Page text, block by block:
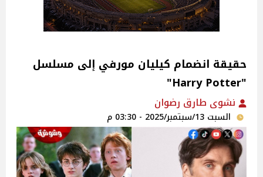
حقيقة انضمام كيليان مورفي إلى مسلسل
"Harry Potter"
نشوى طارق رضوان
السبت 13/سبتمبر/2025 - 03:30 م